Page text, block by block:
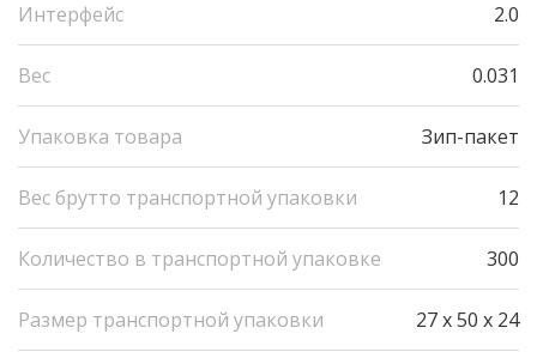
Интерфейс 2.0
Вес 0.031
Упаковка товара Зип-пакет
Вес брутто транспортной упаковки 12
Количество в транспортной упаковке 300
Размер транспортной упаковки 27 x 50 x 24